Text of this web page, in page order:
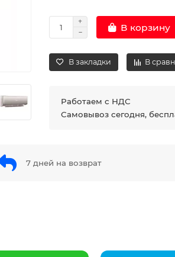
В корзину
В закладки В
Работаем с НДС
Самовывоз сегодня,
7 дней на возврат